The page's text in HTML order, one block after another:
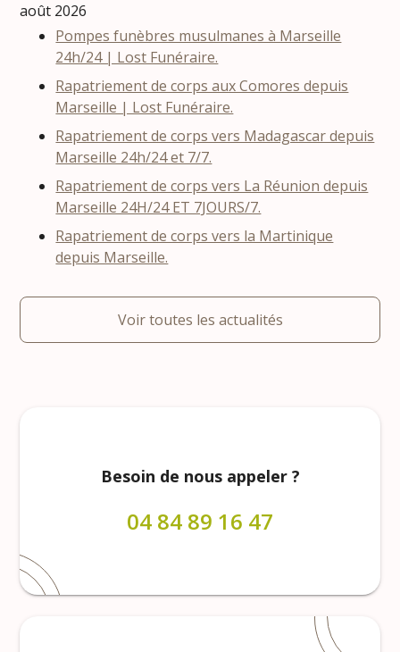
août 2026
Pompes funèbres musulmanes à Marseille
24h/24 | Lost Funéraire.
Rapatriement de corps aux Comores depuis
Marseille | Lost Funéraire.
Rapatriement de corps vers Madagascar depuis
Marseille 24h/24 et 7/7.
Rapatriement de corps vers La Réunion depuis
Marseille 24H/24 ET 7JOURS/7.
Rapatriement de corps vers la Martinique
depuis Marseille.
Voir toutes les actualités
Besoin de nous appeler ?
04 84 89 16 47